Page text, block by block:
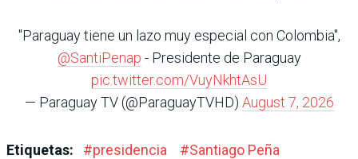
"Paraguay tiene un lazo muy especial con Colombia",
@SantiPenap - Presidente de Paraguay
pic.twitter.com/VuyNkhtAsU
— Paraguay TV (@ParaguayTVHD) August 7, 2026
Etiquetas: #presidencia #Santiago Peña